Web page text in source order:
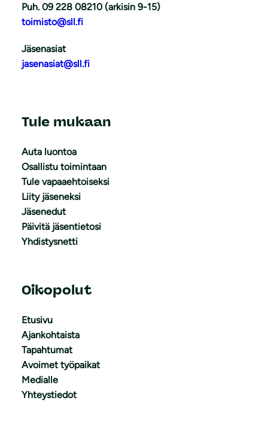
Puh. 09 228 08210 (arkisin 9-15)
toimisto@sll.fi
Jäsenasiat
jasenasiat@sll.fi
Tule mukaan
Auta luontoa
Osallistu toimintaan
Tule vapaaehtoiseksi
Liity jäseneksi
Jäsenedut
Päivitä jäsentietosi
Yhdistysnetti
Oikopolut
Etusivu
Ajankohtaista
Tapahtumat
Avoimet työpaikat
Medialle
Yhteystiedot